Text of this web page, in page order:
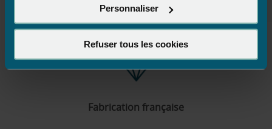
Personnaliser
Refuser tous les cookies
AQUILUS
Auvergne-Rhône-Alpes Haute-Loire
Fabrication française